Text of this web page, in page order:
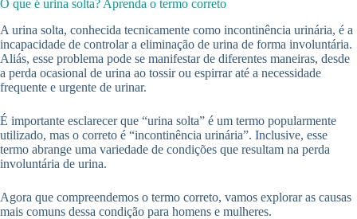
O que é urina solta? Aprenda o termo correto
A urina solta, conhecida tecnicamente como incontinência urinária, é a
incapacidade de controlar a eliminação de urina de forma involuntária.
Aliás, esse problema pode se manifestar de diferentes maneiras, desde
a perda ocasional de urina ao tossir ou espirrar até a necessidade
frequente e urgente de urinar.
É importante esclarecer que “urina solta” é um termo popularmente
utilizado, mas o correto é “incontinência urinária”. Inclusive, esse
termo abrange uma variedade de condições que resultam na perda
involuntária de urina.
Agora que compreendemos o termo correto, vamos explorar as causas
mais comuns dessa condição para homens e mulheres.